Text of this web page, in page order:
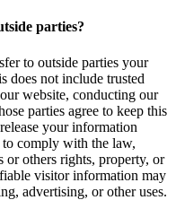
parties?
to outside parties your
does not include trusted
website, conducting our
parties agree to keep this
your information
to comply with the law,
or others rights, property, or
visitor information may
advertising, or other uses.